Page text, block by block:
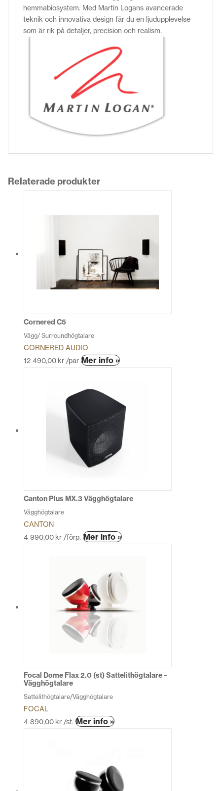
hemmabiosystem. Med Martin Logans avancerade
teknik och innovativa design får du en ljudupplevelse
som är rik på detaljer, precision och realism.
Relaterade produkter
Cornered C5
Vägg/ Surroundhögtalare
CORNERED AUDIO
12 490,00 kr /par Mer info »Den
flera
varianter.
De
olika
alternativen
produktsidan
Canton Plus MX.3 Vägghögtalare
Vägghögtalare
CANTON
4 990,00 kr /förp. Mer info »Den
olika
produktsidan
Focal Dome Flax 2.0 (st) Sattelithögtalare –
Vägghögtalare
Sattelithögtalare/Vägghögtalare
FOCAL
4 890,00 kr /st. Mer info »Den
flera
varianter.
De